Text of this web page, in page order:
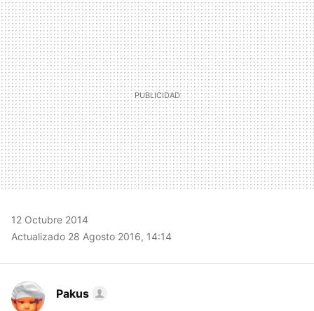
MAIL
12 Octubre 2014
Actualizado 28 Agosto 2016, 14:14
Pakus